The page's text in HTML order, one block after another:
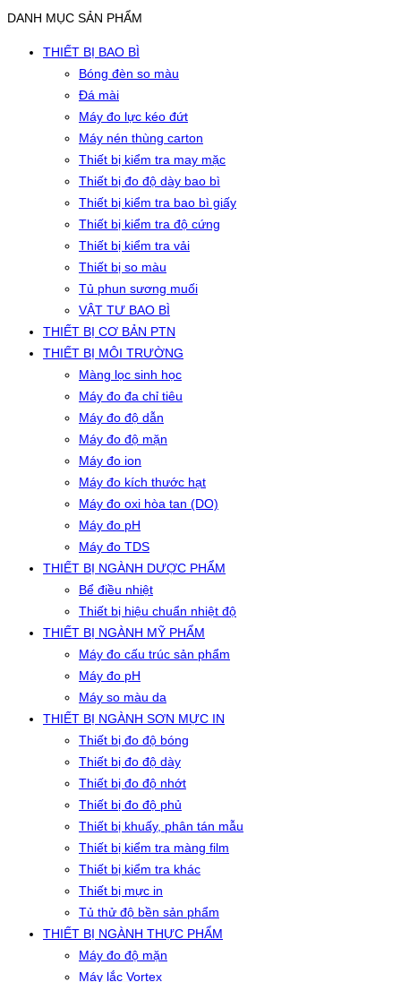
DANH MỤC SẢN PHẨM
THIẾT BỊ BAO BÌ
Bóng đèn so màu
Đá mài
Máy đo lực kéo đứt
Máy nén thùng carton
Thiết bị kiểm tra may mặc
Thiết bị đo độ dày bao bì
Thiết bị kiểm tra bao bì giấy
Thiết bị kiểm tra độ cứng
Thiết bị kiểm tra vải
Thiết bị so màu
Tủ phun sương muối
VẬT TƯ BAO BÌ
THIẾT BỊ CƠ BẢN PTN
THIẾT BỊ MÔI TRƯỜNG
Màng lọc sinh học
Máy đo đa chỉ tiêu
Máy đo độ dẫn
Máy đo độ mặn
Máy đo ion
Máy đo kích thước hạt
Máy đo oxi hòa tan (DO)
Máy đo pH
Máy đo TDS
THIẾT BỊ NGÀNH DƯỢC PHẨM
Bể điều nhiệt
Thiết bị hiệu chuẩn nhiệt độ
THIẾT BỊ NGÀNH MỸ PHẨM
Máy đo cấu trúc sản phẩm
Máy đo pH
Máy so màu da
THIẾT BỊ NGÀNH SƠN MỰC IN
Thiết bị đo độ bóng
Thiết bị đo độ dày
Thiết bị đo độ nhớt
Thiết bị đo độ phủ
Thiết bị khuấy, phân tán mẫu
Thiết bị kiểm tra màng film
Thiết bị kiểm tra khác
Thiết bị mực in
Tủ thử độ bền sản phẩm
THIẾT BỊ NGÀNH THỰC PHẨM
Máy đo độ mặn
Máy lắc Vortex